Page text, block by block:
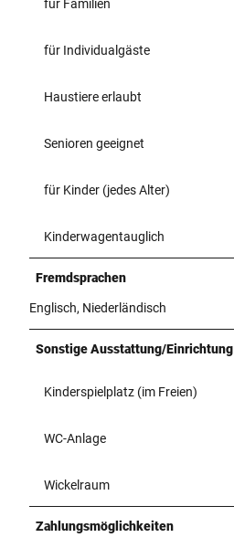
für Familien
für Individualgäste
Haustiere erlaubt
Senioren geeignet
für Kinder (jedes Alter)
Kinderwagentauglich
Fremdsprachen
Englisch, Niederländisch
Sonstige Ausstattung/Einrichtung
Kinderspielplatz (im Freien)
WC-Anlage
Wickelraum
Zahlungsmöglichkeiten